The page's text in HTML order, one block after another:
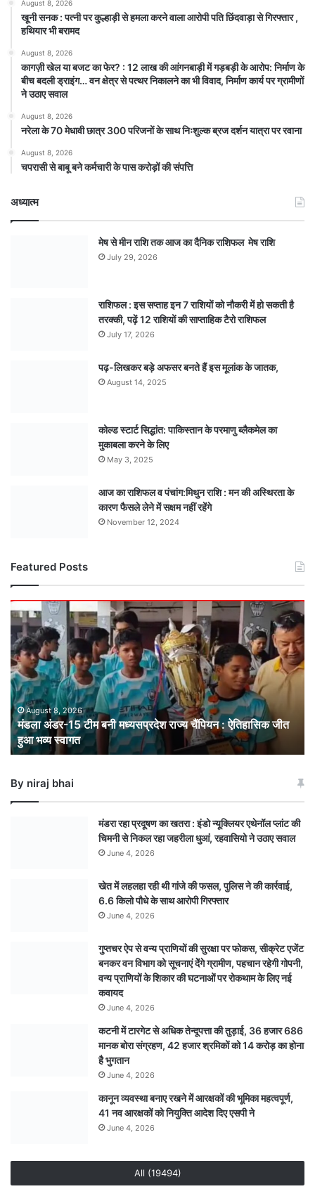
August 8, 2026
खूनी सनक : पत्नी पर कुल्हाड़ी से हमला करने वाला आरोपी पति छिंदवाड़ा से गिरफ्तार ,
हथियार भी बरामद
August 8, 2026
कागज़ी खेल या बजट का फेर? : 12 लाख की आंगनबाड़ी में गड़बड़ी के आरोप: निर्माण के
बीच बदली ड्राइंग… वन क्षेत्र से पत्थर निकालने का भी विवाद, निर्माण कार्य पर ग्रामीणों
ने उठाए सवाल
August 8, 2026
नरेला के 70 मेधावी छात्र 300 परिजनों के साथ निःशुल्क ब्रज दर्शन यात्रा पर रवाना
August 8, 2026
चपरासी से बाबू बने कर्मचारी के पास करोड़ों की संपत्ति
अध्यात्म
मेष से मीन राशि तक आज का दैनिक राशिफल मेष राशि
July 29, 2026
राशिफल : इस सप्ताह इन 7 राशियों को नौकरी में हो सकती है
तरक्की, पढ़ें 12 राशियों की साप्ताहिक टैरो राशिफल
July 17, 2026
पढ़-लिखकर बड़े अफसर बनते हैं इस मूलांक के जातक,
August 14, 2025
कोल्ड स्टार्ट सिद्धांत: पाकिस्तान के परमाणु ब्लैकमेल का
मुकाबला करने के लिए
May 3, 2025
आज का राशिफल व पंचांग:मिथुन राशि : मन की अस्थिरता के
कारण फैसले लेने में सक्षम नहीं रहेंगे
November 12, 2024
Featured Posts
अंडर-15
टीम
बनी
मध्यसप्रदेश
राज्य
चैंपियन
: ऐतिहासिक
जीत
हुआ
भव्य
August 8, 2026
मंडला अंडर-15 टीम बनी मध्यसप्रदेश राज्य चैंपियन : ऐतिहासिक जीत
हुआ भव्य स्वागत
By niraj bhai
मंडरा रहा प्रदूषण का खतरा : इंडो न्यूक्लियर एथेनॉल प्लांट की
चिमनी से निकल रहा जहरीला धुआं, रहवासियो ने उठाए सवाल
June 4, 2026
खेत में लहलहा रही थी गांजे की फसल, पुलिस ने की कार्रवाई,
6.6 किलो पौधे के साथ आरोपी गिरफ्तार
June 4, 2026
गुप्तचर ऐप से वन्य प्राणियों की सुरक्षा पर फोकस, सीक्रेट एजेंट
बनकर वन विभाग को सूचनाएं देेंगे ग्रामीण, पहचान रहेगी गोपनी,
वन्य प्राणियों के शिकार की घटनाओं पर रोकथाम के लिए नई
कवायद
June 4, 2026
कटनी में टारगेट से अधिक तेन्दूपत्ता की तुड़ाई, 36 हजार 686
मानक बोरा संग्रहण, 42 हजार श्रमिकों को 14 करोड़ का होना
है भुगतान
June 4, 2026
कानून व्यवस्था बनाए रखने में आरक्षकों की भूमिका महत्वपूर्ण,
41 नव आरक्षकों को नियुक्ति आदेश दिए एसपी ने
June 4, 2026
All (19494)